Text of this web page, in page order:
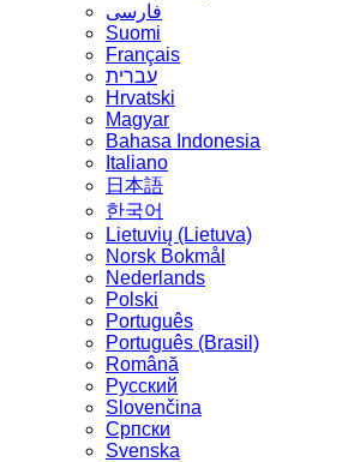
فارسی
Suomi
Français
עברית
Hrvatski
Magyar
Bahasa Indonesia
Italiano
日本語
한국어
Lietuvių (Lietuva)
‪Norsk Bokmål‬
Nederlands
Polski
Português
Português (Brasil)
Română
Русский
Slovenčina
Српски
Svenska